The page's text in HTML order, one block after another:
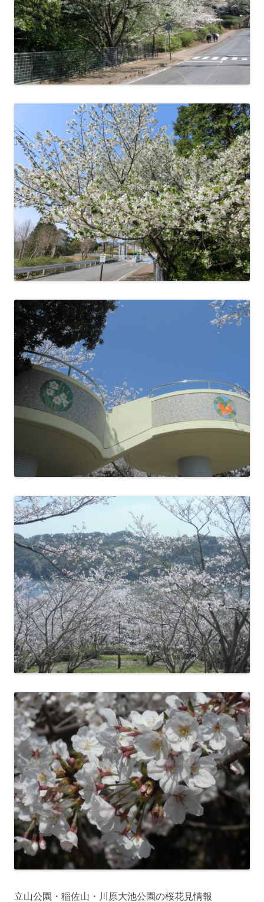
立山公園・稲佐山・川原大池公園の桜花見情報